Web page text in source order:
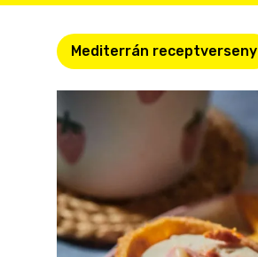
Mediterrán receptverseny